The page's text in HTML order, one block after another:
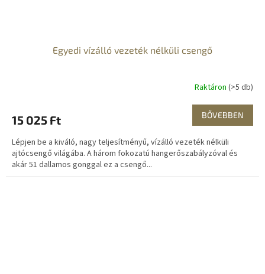
Egyedi vízálló vezeték nélküli csengő
Raktáron (>5 db)
15 025 Ft BŐVEBBEN
Lépjen be a kiváló, nagy teljesítményű, vízálló vezeték nélküli
ajtócsengő világába. A három fokozatú hangerőszabályzóval és
akár 51 dallamos gonggal ez a csengő...